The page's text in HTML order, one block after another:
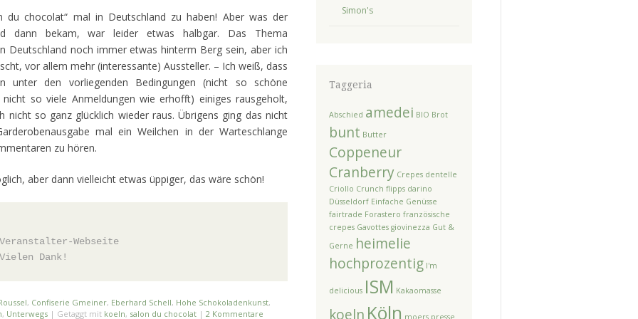
du chocolat“ mal in Deutschland zu haben! Aber was der
dann bekam, war leider etwas halbgar. Das Thema
Deutschland noch immer etwas hinterm Berg sein, aber ich
vor allem mehr (interessante) Aussteller. – Ich weiß, dass
unter den vorliegenden Bedingungen (nicht so schöne
so viele Anmeldungen wie erhofft) einiges rausgeholt,
nicht so ganz glücklich wieder raus. Übrigens ging das nicht
mal ein Weilchen in der Warteschlange
zu hören.
aber dann vielleicht etwas üppiger, das wäre schön!
Webseite
Dank!
, Confiserie Gmeiner, Eberhard Schell, Hohe Schokoladenkunst,
, Unterwegs | Getaggt mit koeln, salon du chocolat | 2 Kommentare
Simon's
Taggeria
Abschied amedei BIO Brot
bunt Butter
Coppeneur
Cranberry Crepes dentelle
Criollo Crunch flipps darino
Düsseldorf Einfache Genüsse
fairtrade Forastero französische
crepes Gavottes giovinezza Gut &
Gerne heimelie
hochprozentig I'm
delicious ISM Kakaomasse
koeln Köln